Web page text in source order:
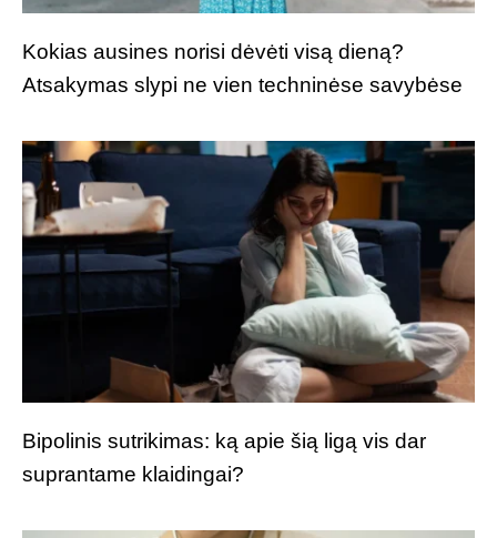
Kokias ausines norisi dėvėti visą dieną?
Atsakymas slypi ne vien techninėse savybėse
Bipolinis sutrikimas: ką apie šią ligą vis dar
suprantame klaidingai?